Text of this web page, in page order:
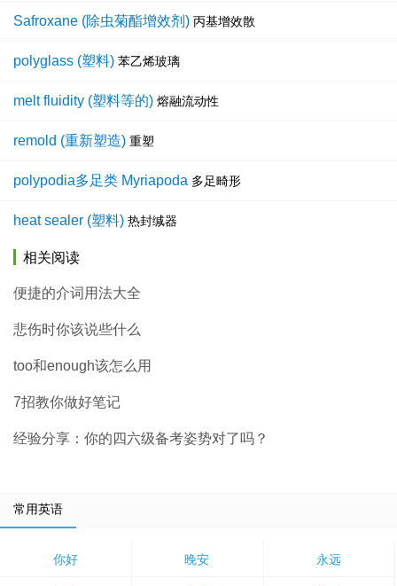
Safroxane (除虫菊酯增效剂) 丙基增效散
polyglass (塑料) 苯乙烯玻璃
melt fluidity (塑料等的) 熔融流动性
remold (重新塑造) 重塑
polypodia多足类 Myriapoda 多足畸形
heat sealer (塑料) 热封缄器
相关阅读
便捷的介词用法大全
悲伤时你该说些什么
too和enough该怎么用
7招教你做好笔记
经验分享：你的四六级备考姿势对了吗？
常用英语
你好 晚安 永远